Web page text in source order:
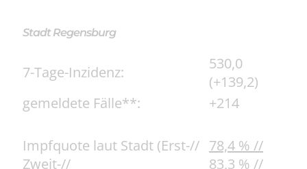
Stadt Regensburg
7-Tage-Inzidenz:
530,0
(+139,2)
gemeldete Fälle**:
+214
Impfquote laut Stadt (Erst-//
Zweit-//
78,4 % //
83,3 % //